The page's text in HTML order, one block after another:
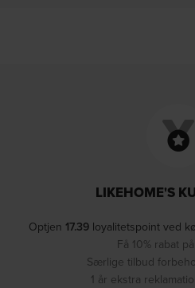
LIKEHOME'S
Optjen 17.39loyalitetspoint ved
Få 10% rabat
Særlige tilbud
1 år ekstra